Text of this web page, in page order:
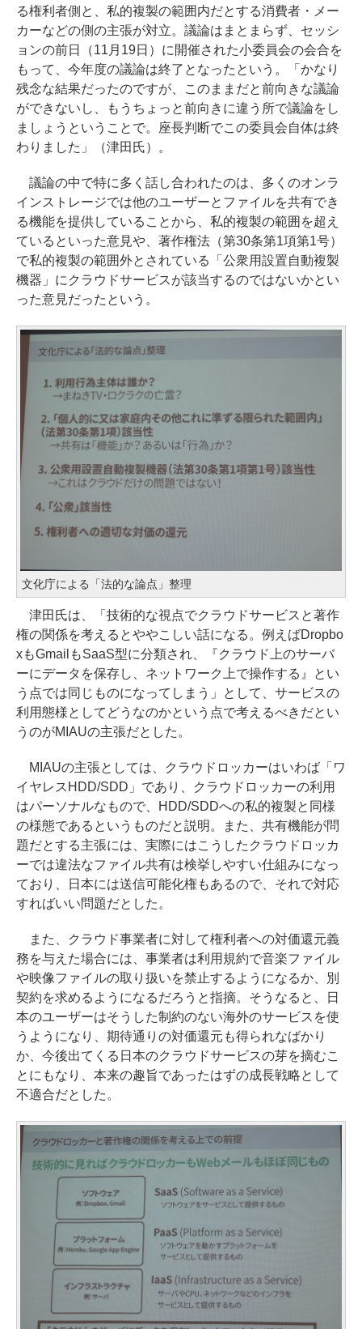
る権利者側と、私的複製の範囲内だとする消費者・メー
カーなどの側の主張が対立。議論はまとまらず、セッシ
ョンの前日（11月19日）に開催された小委員会の会合を
もって、今年度の議論は終了となったという。「かなり
残念な結果だったのですが、このままだと前向きな議論
ができないし、もうちょっと前向きに違う所で議論をし
ましょうということで。座長判断でこの委員会自体は終
わりました」（津田氏）。
議論の中で特に多く話し合われたのは、多くのオンラ
インストレージでは他のユーザーとファイルを共有でき
る機能を提供していることから、私的複製の範囲を超え
ているといった意見や、著作権法（第30条第1項第1号）
で私的複製の範囲外とされている「公衆用設置自動複製
機器」にクラウドサービスが該当するのではないかとい
った意見だったという。
文化庁による「法的な論点」整理
津田氏は、「技術的な視点でクラウドサービスと著作
権の関係を考えるとややこしい話になる。例えばDropbo
xもGmailもSaaS型に分類され、『クラウド上のサーバ
ーにデータを保存し、ネットワーク上で操作する』とい
う点では同じものになってしまう」として、サービスの
利用態様としてどうなのかという点で考えるべきだとい
うのがMIAUの主張だとした。
MIAUの主張としては、クラウドロッカーはいわば「ワ
イヤレスHDD/SDD」であり、クラウドロッカーの利用
はパーソナルなもので、HDD/SDDへの私的複製と同様
の様態であるというものだと説明。また、共有機能が問
題だとする主張には、実際にはこうしたクラウドロッカ
ーでは違法なファイル共有は検挙しやすい仕組みになっ
ており、日本には送信可能化権もあるので、それで対応
すればいい問題だとした。
また、クラウド事業者に対して権利者への対価還元義
務を与えた場合には、事業者は利用規約で音楽ファイル
や映像ファイルの取り扱いを禁止するようになるか、別
契約を求めるようになるだろうと指摘。そうなると、日
本のユーザーはそうした制約のない海外のサービスを使
うようになり、期待通りの対価還元も得られなばかり
か、今後出てくる日本のクラウドサービスの芽を摘むこ
とにもなり、本来の趣旨であったはずの成長戦略として
不適合だとした。